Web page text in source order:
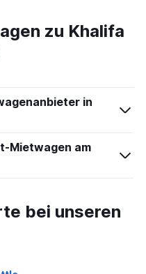
zu Khalifa
in
Mietwagen am
bei unseren